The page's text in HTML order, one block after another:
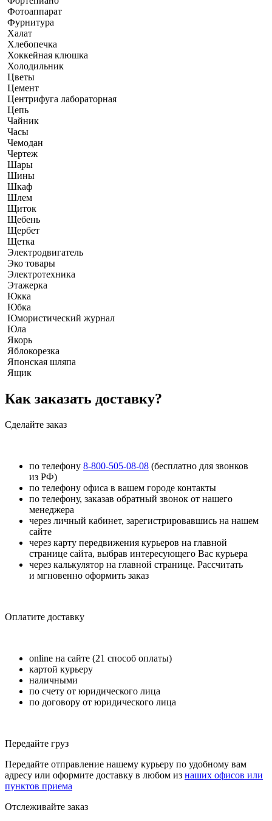
Фотоаппарат
Фурнитура
Халат
Хлебопечка
Хоккейная клюшка
Холодильник
Цветы
Цемент
Центрифуга лабораторная
Цепь
Чайник
Часы
Чемодан
Чертеж
Шары
Шины
Шкаф
Шлем
Щиток
Щебень
Щербет
Щетка
Электродвигатель
Эко товары
Электротехника
Этажерка
Юкка
Юбка
Юмористический журнал
Юла
Якорь
Яблокорезка
Японская шляпа
Ящик
Как заказать доставку?
Сделайте заказ
по телефону 8-800-505-08-08 (бесплатно для звонков
из РФ)
по телефону офиса в вашем городе контакты
по телефону, заказав обратный звонок от нашего
менеджера
через личный кабинет, зарегистрировавшись на нашем
сайте
через карту передвижения курьеров на главной
странице сайта, выбрав интересующего Вас курьера
через калькулятор на главной странице. Рассчитать
и мгновенно оформить заказ
Оплатите доставку
online на сайте (21 способ оплаты)
картой курьеру
наличными
по счету от юридического лица
по договору от юридического лица
Передайте груз
Передайте отправление нашему курьеру по удобному вам
адресу или оформите доставку в любом из наших офисов или
пунктов приема
Отслеживайте заказ